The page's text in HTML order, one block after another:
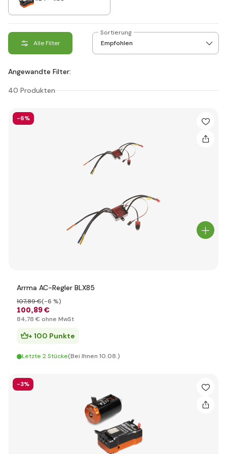
Alle Filter
Sortierung
Angewandte Filter:
40 Produkten
-6%
Arrma AC-Regler BLX85
100,89 €
107,89 €(-6 %)
84,78 € ohne MwSt
+ 100 Punkte
Letzte 2 Stücke(Bei Ihnen 10.08.)
-3%